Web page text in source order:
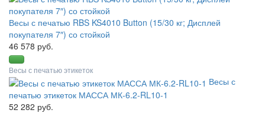
Весы с печатью RBS KS4010 Button (15/30 кг; Дисплей
покупателя 7″) со стойкой
46 578 руб.
Весы с печатью этикеток
Весы с
печатью этикеток МАССА МК-6.2-RL10-1
52 282 руб.